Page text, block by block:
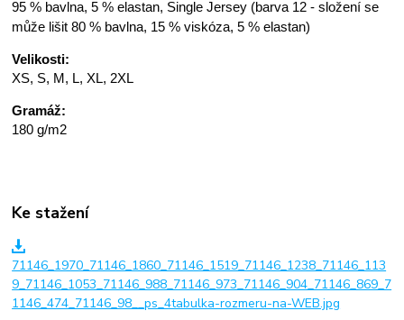
95 % bavlna, 5 % elastan, Single Jersey (barva 12 - složení se
může lišit 80 % bavlna, 15 % viskóza, 5 % elastan)
Velikosti:
XS, S, M, L, XL, 2XL
Gramáž:
180 g/m2
Ke stažení
71146_1970_71146_1860_71146_1519_71146_1238_71146_113
9_71146_1053_71146_988_71146_973_71146_904_71146_869_7
1146_474_71146_98__ps_4tabulka-rozmeru-na-WEB.jpg